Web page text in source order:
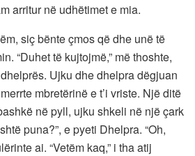
arritur në udhëtimet e mia.
siç bënte çmos që dhe unë të
“Duhet të kujtojmë,” më thoshte,
Ujku dhe dhelpra dëgjuan
mbretërinë e t’i vriste. Një ditë
në pyll, ujku shkeli në një çark
puna?”, e pyeti Dhelpra. “Oh,
ai. “Vetëm kaq,” i tha atij